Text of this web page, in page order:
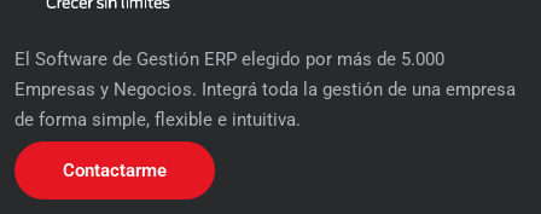
El Software de Gestión ERP elegido por más de 5.000
Empresas y Negocios. Integrá toda la gestión de una empresa
de forma simple, flexible e intuitiva.
Contactarme